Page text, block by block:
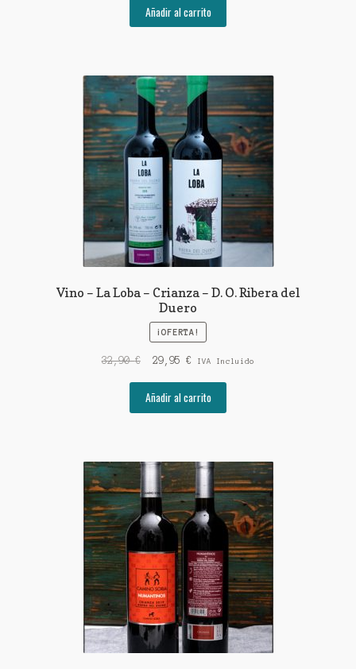
Añadir al carrito
Vino – La Loba – Crianza – D. O. Ribera del
Duero
¡OFERTA!
32,90€
El
original
era:
29,95€ El
actual
es:
IVA Incluido
Añadir al carrito